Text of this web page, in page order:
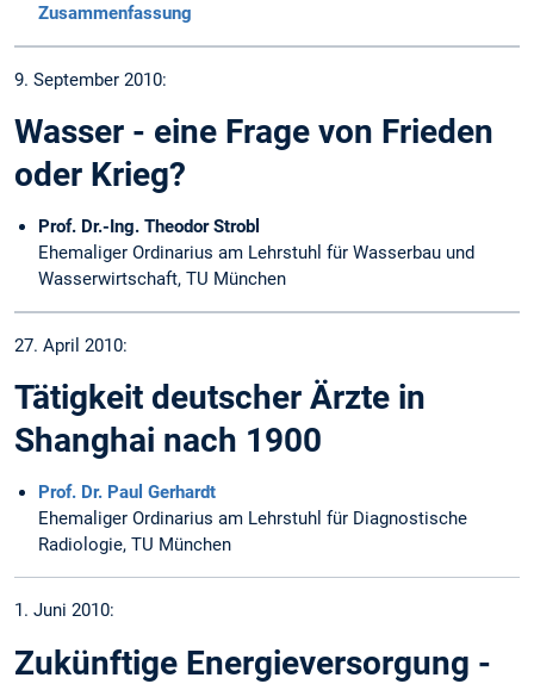
Zusammenfassung
9. September 2010:
Wasser - eine Frage von Frieden
oder Krieg?
Prof. Dr.-Ing. Theodor Strobl
Ehemaliger Ordinarius am Lehrstuhl für Wasserbau und
Wasserwirtschaft, TU München
27. April 2010:
Tätigkeit deutscher Ärzte in
Shanghai nach 1900
Prof. Dr. Paul Gerhardt
Ehemaliger Ordinarius am Lehrstuhl für Diagnostische
Radiologie, TU München
1. Juni 2010:
Zukünftige Energieversorgung -